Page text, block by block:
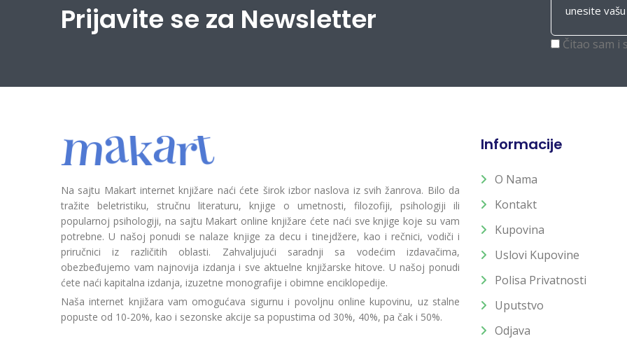
Prijavite se za Newsletter
Čitao sam i
Na sajtu Makart internet knjižare naći ćete širok izbor naslova iz svih žanrova. Bilo da
tražite beletristiku, stručnu literaturu, knjige o umetnosti, filozofiji, psihologiji ili
popularnoj psihologiji, na sajtu Makart online knjižare ćete naći sve knjige koje su vam
potrebne. U našoj ponudi se nalaze knjige za decu i tinejdžere, kao i rečnici, vodiči i
priručnici iz različitih oblasti. Zahvaljujući saradnji sa vodećim izdavačima,
obezbeđujemo vam najnovija izdanja i sve aktuelne knjižarske hitove. U našoj ponudi
ćete naći kapitalna izdanja, izuzetne monografije i obimne enciklopedije.
Naša internet knjižara vam omogućava sigurnu i povoljnu online kupovinu, uz stalne
popuste od 10-20%, kao i sezonske akcije sa popustima od 30%, 40%, pa čak i 50%.
Informacije
O Nama
Kontakt
Kupovina
Uslovi Kupovine
Polisa Privatnosti
Uputstvo
Odjava